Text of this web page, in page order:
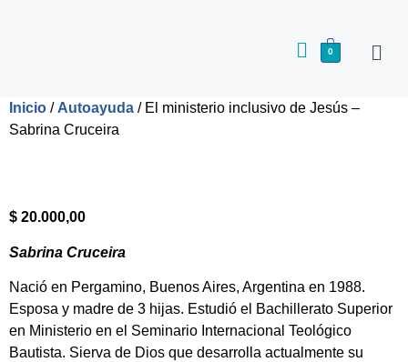
0
Inicio / Autoayuda / El ministerio inclusivo de Jesús –
Sabrina Cruceira
$ 20.000,00
Sabrina Cruceira
Nació en Pergamino, Buenos Aires, Argentina en 1988.
Esposa y madre de 3 hijas. Estudió el Bachillerato Superior
en Ministerio en el Seminario Internacional Teológico
Bautista. Sierva de Dios que desarrolla actualmente su